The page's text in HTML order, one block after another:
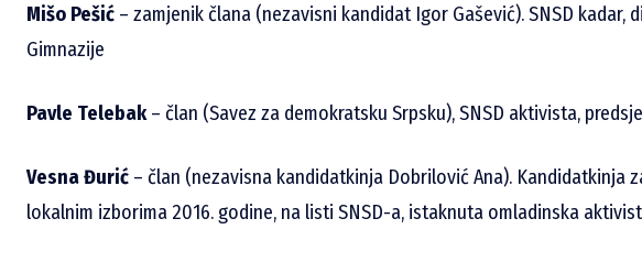
Mišo Pešić – zamjenik člana (nezavisni kandidat Igor Gašević). SNSD kadar,
Gimnazije
Pavle Telebak– član (Savez za demokratsku Srpsku), SNSD aktivista,
Vesna Đurić – član (nezavisna kandidatkinja Dobrilović Ana). Kandidatkinja
lokalnim izborima 2016. godine, na listi SNSD-a, istaknuta omladinska